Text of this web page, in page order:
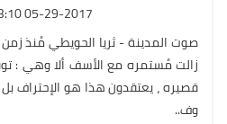
05-29-2017 03:10 مساءً
صوت المدينة - ثريا الحويطي مُنذ
زالت مُستمره مع الأسف ألا وهي :
قصيره ، يعتقدون هذا هو الإحتراف
وف..